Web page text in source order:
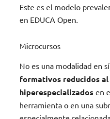
Este es el modelo
en EDUCA Open.
Microcursos
No es una modalidad en
formativos reducidos al
hiperespecializados en
herramienta o en una